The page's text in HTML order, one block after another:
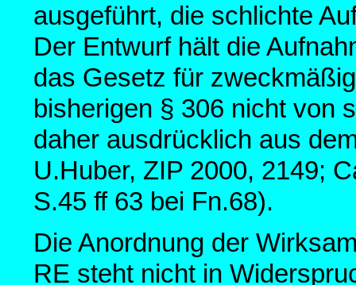
ausgeführt, die schlichte
Der Entwurf hält die
das Gesetz für
bisherigen § 306 nicht von
daher ausdrücklich aus
U.Huber, ZIP 2000, 2149;
S.45 ff 63 bei Fn.68).
Die Anordnung der
RE steht nicht in